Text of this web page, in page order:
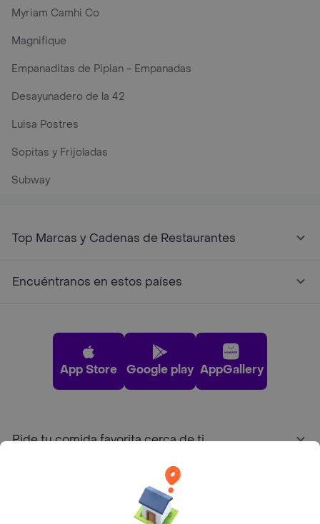
Myriam Camhi Co
Magnifique
Empanaditas de Pipian - Empanadas
Desayunadero de la 42
Luisa Postres
Sopitas y Frijoladas
Subway
Top Marcas y Cadenas de Restaurantes
Encuéntranos en estos países
App Store Google play AppGallery
Pide tu comida favorita cerca de ti